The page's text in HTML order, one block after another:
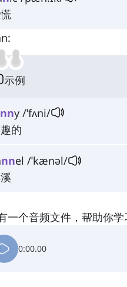
示例
nny /ˈfʌni/
的
nnel /ˈkænəl/
一个音频文件，帮助你
0:00.00